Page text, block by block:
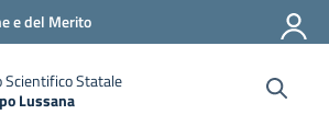
e del Merito
Scientifico Statale
Lussana